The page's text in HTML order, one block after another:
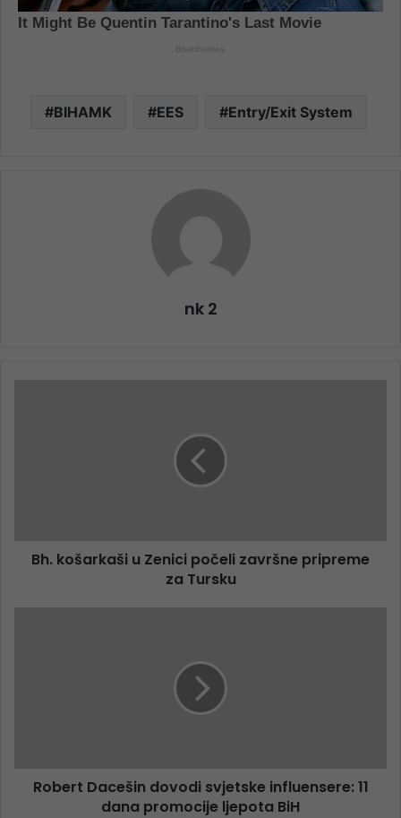
BIHAMK EES Entry/Exit System
nk 2
Bh. košarkaši u Zenici počeli završne pripreme
za Tursku
Robert Dacešin dovodi svjetske influensere: 11
dana promocije ljepota BiH